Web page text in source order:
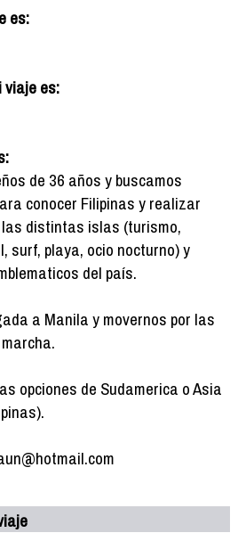
es:
viaje es:
de 36 años y buscamos
conocer Filipinas y realizar
distintas islas (turismo,
surf, playa, ocio nocturno) y
del país.
a Manila y movernos por las
opciones de Sudamerica o Asia